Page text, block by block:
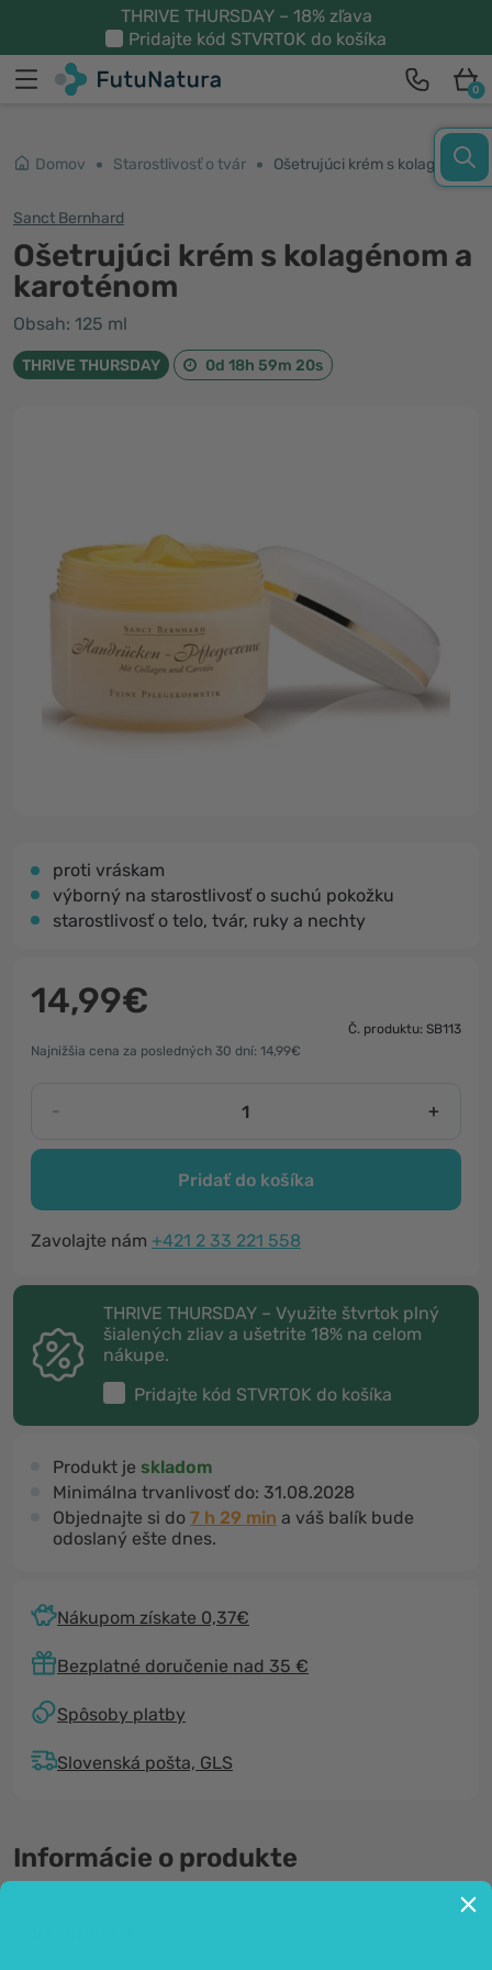
THRIVE THURSDAY – 18% zľava
Pridajte kód STVRTOK do košíka
0
Domov Starostlivosť o tvár
Sanct Bernhard
Ošetrujúci krém s kolagénom a
karoténom
Obsah: 125 ml
THRIVE THURSDAY 0d 18h 59m 20s
proti vráskam
výborný na starostlivosť o suchú pokožku
starostlivosť o telo, tvár, ruky a nechty
14,99€
Č. produktu: SB113
Najnižšia cena za posledných 30 dní: 14,99€
- +
Pridať do košíka
Zavolajte nám +421 2 33 221 558
THRIVE THURSDAY – Využite štvrtok plný
šialených zliav a ušetrite 18% na celom
nákupe.
Pridajte kód STVRTOK do košíka
Produkt je skladom
Minimálna trvanlivosť do: 31.08.2028
Objednajte si do 7 h 29 min a váš balík bude
odoslaný ešte dnes.
Nákupom získate 0,37€
Bezplatné doručenie nad 35 €
Spôsoby platby
Slovenská pošta, GLS
Informácie o produkte